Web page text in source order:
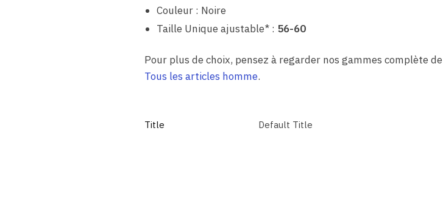
Couleur : Noire
Taille Unique ajustable* : 56-60
Pour plus de choix, pensez à regarder nos gammes complète de
Tous les articles homme.
Title Default Title